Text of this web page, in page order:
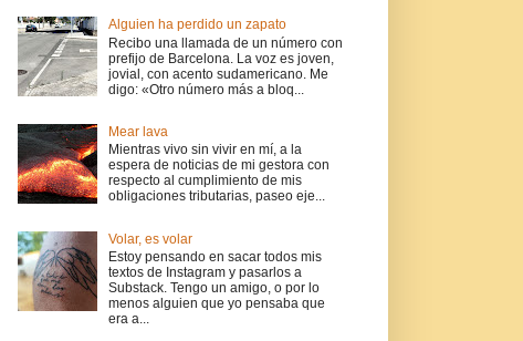
Alguien ha perdido un zapato
Recibo una llamada de un número con
prefijo de Barcelona. La voz es joven,
jovial, con acento sudamericano. Me
digo: «Otro número más a bloq...
Mear lava
Mientras vivo sin vivir en mí, a la
espera de noticias de mi gestora con
respecto al cumplimiento de mis
obligaciones tributarias, paseo eje...
Volar, es volar
Estoy pensando en sacar todos mis
textos de Instagram y pasarlos a
Substack. Tengo un amigo, o por lo
menos alguien que yo pensaba que
era a...